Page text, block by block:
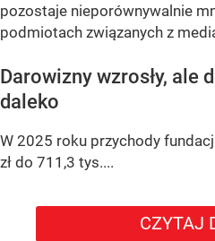
pozostaje nieporównywalnie
podmiotach związanych z
Darowizny wzrosły, ale
daleko
W 2025 roku przychody
zł do 711,3 tys....
CZYTAJ